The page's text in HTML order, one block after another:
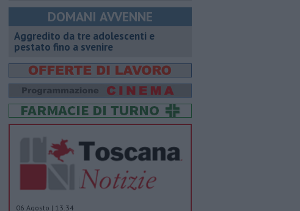
DOMANI AVVENNE
Aggredito da tre adolescenti e
pestato fino a svenire
06 Agosto | 13.34